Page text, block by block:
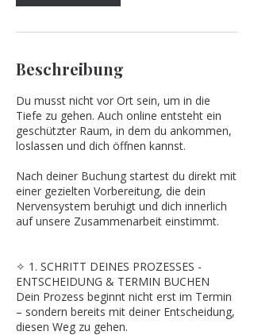
n
Beschreibung
Du musst nicht vor Ort sein, um in die
Tiefe zu gehen. Auch online entsteht ein
geschützter Raum, in dem du ankommen,
loslassen und dich öffnen kannst.
Nach deiner Buchung startest du direkt mit
einer gezielten Vorbereitung, die dein
Nervensystem beruhigt und dich innerlich
auf unsere Zusammenarbeit einstimmt.
✧ 1. SCHRITT DEINES PROZESSES -
ENTSCHEIDUNG & TERMIN BUCHEN
Dein Prozess beginnt nicht erst im Termin
– sondern bereits mit deiner Entscheidung,
diesen Weg zu gehen.